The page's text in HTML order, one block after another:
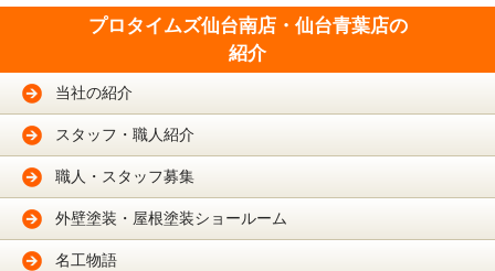
プロタイムズ仙台南店・仙台青葉店の
紹介
当社の紹介
スタッフ・職人紹介
職人・スタッフ募集
外壁塗装・屋根塗装ショールーム
名工物語